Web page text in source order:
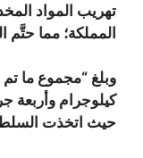
تهريب المواد
المملكة؛ مما حتَّم
كيلوجرام وأربعة
حيث اتخذت